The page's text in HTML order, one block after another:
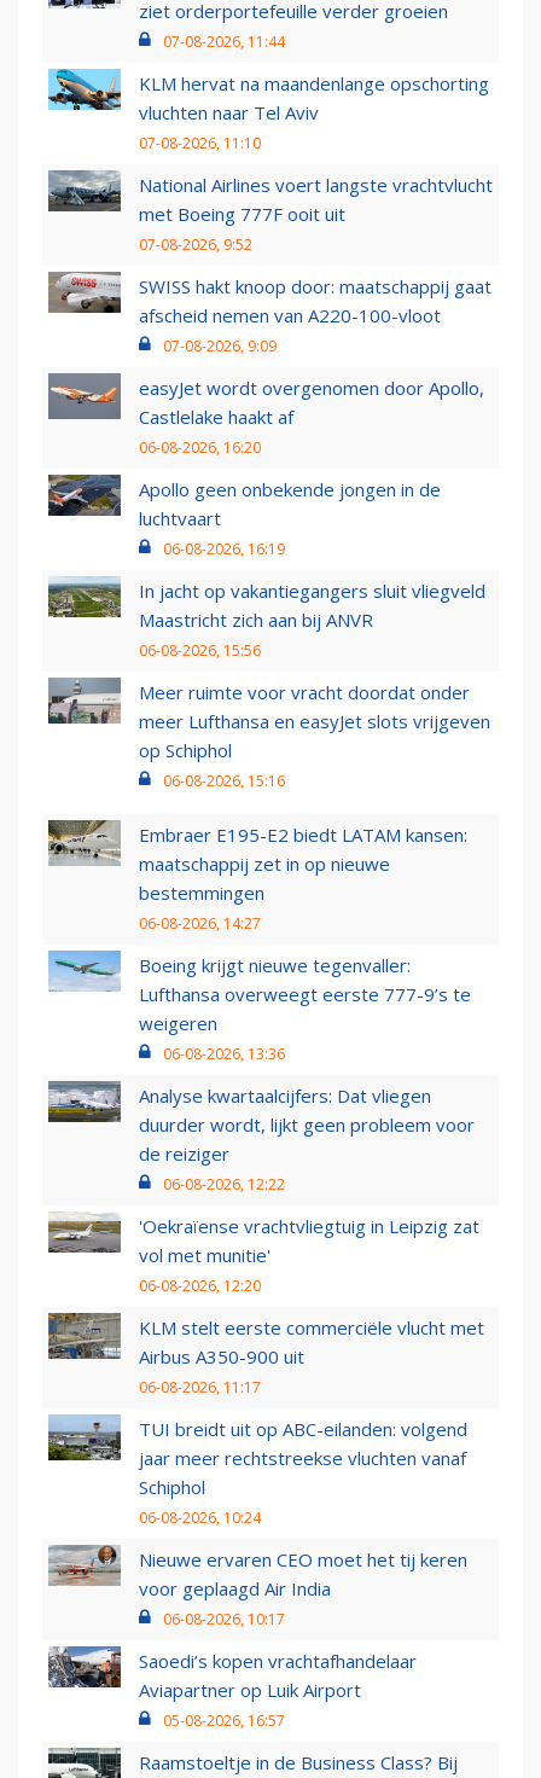
ziet orderportefeuille verder groeien
07-08-2026, 11:44
KLM hervat na maandenlange opschorting
vluchten naar Tel Aviv
07-08-2026, 11:10
National Airlines voert langste vrachtvlucht
met Boeing 777F ooit uit
07-08-2026, 9:52
SWISS hakt knoop door: maatschappij gaat
afscheid nemen van A220-100-vloot
07-08-2026, 9:09
easyJet wordt overgenomen door Apollo,
Castlelake haakt af
06-08-2026, 16:20
Apollo geen onbekende jongen in de
luchtvaart
06-08-2026, 16:19
In jacht op vakantiegangers sluit vliegveld
Maastricht zich aan bij ANVR
06-08-2026, 15:56
Meer ruimte voor vracht doordat onder
meer Lufthansa en easyJet slots vrijgeven
op Schiphol
06-08-2026, 15:16
Embraer E195-E2 biedt LATAM kansen:
maatschappij zet in op nieuwe
bestemmingen
06-08-2026, 14:27
Boeing krijgt nieuwe tegenvaller:
Lufthansa overweegt eerste 777-9’s te
weigeren
06-08-2026, 13:36
Analyse kwartaalcijfers: Dat vliegen
duurder wordt, lijkt geen probleem voor
de reiziger
06-08-2026, 12:22
'Oekraïense vrachtvliegtuig in Leipzig zat
vol met munitie'
06-08-2026, 12:20
KLM stelt eerste commerciële vlucht met
Airbus A350-900 uit
06-08-2026, 11:17
TUI breidt uit op ABC-eilanden: volgend
jaar meer rechtstreekse vluchten vanaf
Schiphol
06-08-2026, 10:24
Nieuwe ervaren CEO moet het tij keren
voor geplaagd Air India
06-08-2026, 10:17
Saoedi’s kopen vrachtafhandelaar
Aviapartner op Luik Airport
05-08-2026, 16:57
Raamstoeltje in de Business Class? Bij